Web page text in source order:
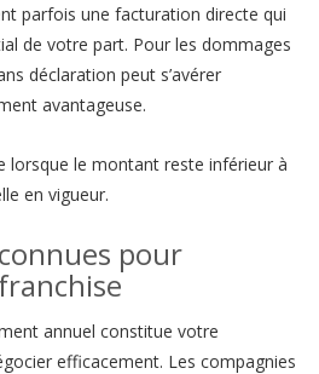
parfois une facturation directe qui
de votre part. Pour les dommages
déclaration peut s’avérer
avantageuse.
lorsque le montant reste inférieur à
en vigueur.
pour
annuel constitue votre
efficacement. Les compagnies